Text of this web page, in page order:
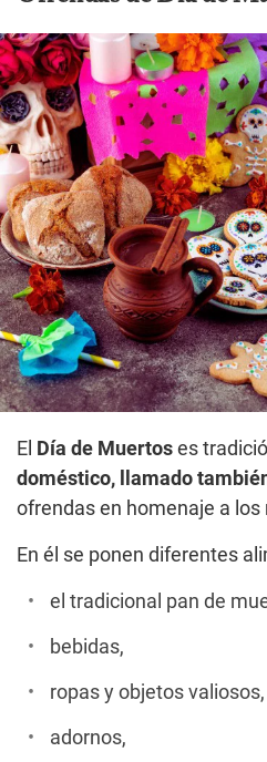
El Día de Muertos es
doméstico, llamado
ofrendas en homenaje a los
En él se ponen diferentes
el tradicional pan de
bebidas,
ropas y objetos valiosos,
adornos,